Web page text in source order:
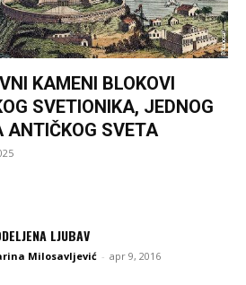
KAMENI BLOKOVI
SVETIONIKA, JEDNOG
ANTIČKOG SVETA
LJUBAV
Milosavljević - apr 9, 2016